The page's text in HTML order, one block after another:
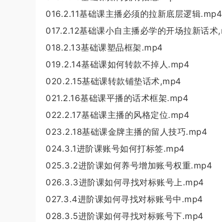
016.2.11基础课主播必须的拉新底层逻辑.mp4
017.2.12基础课小自主播必学的开场拉新话术
018.2.13基础课塑品框架.mp4
019.2.14基础课如何转款不掉人.mp4
020.2.15基础课转款铺垫话术,mp4
021.2.16基础课平播的话术框架.mp4
022.2.17基础课主播的风格定位.mp4
023.2.18基础课金牌主播的留人技巧.mp4
024.3.1进阶课账号如何打标签.mp4
025.3.2进阶课如何养号增加账号权重.mp4
026.3.3进阶课如何寻找对标账号上.mp4
027.3.4进阶课如何寻找对标账号中.mp4
028.3.5进阶课如何寻找对标账号下.mp4